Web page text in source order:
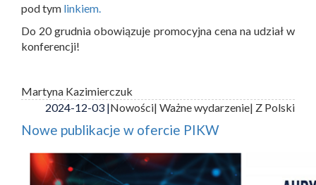
pod tym linkiem.
Do 20 grudnia obowiązuje promocyjna cena na udział w
konferencji!
Martyna Kazimierczuk
2024-12-03 |Nowości| Ważne wydarzenie| Z Polski
Nowe publikacje w ofercie PIKW